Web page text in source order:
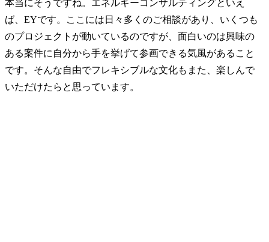
本当にそうですね。エネルギーコンサルティングといえ
ば、EYです。ここには日々多くのご相談があり、いくつも
のプロジェクトが動いているのですが、面白いのは興味の
ある案件に自分から手を挙げて参画できる気風があること
です。そんな自由でフレキシブルな文化もまた、楽しんで
いただけたらと思っています。